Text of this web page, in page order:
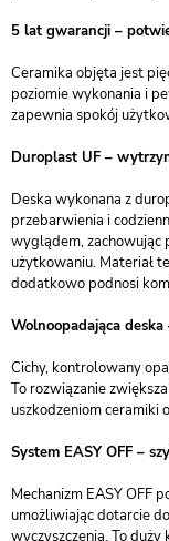
5 lat gwarancji –
Ceramika objęta jest
poziomie wykonania i
zapewnia spokój
Duroplast UF –
Deska wykonana z
przebarwienia i
wyglądem,
użytkowaniu. Materiał
dodatkowo podnosi
Wolnoopadająca
Cichy, kontrolowany
To rozwiązanie
uszkodzeniom ceramiki
System EASY OFF –
Mechanizm EASY OFF
umożliwiając dotarcie
wyczyszczenia. To